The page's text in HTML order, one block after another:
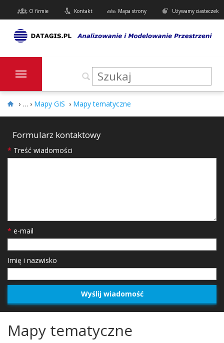
Używamy ciasteczek
Mapa strony
Kontakt
O firmie
› Mapy GIS › Mapy tematyczne
Formularz kontaktowy
* Treść wiadomości
* e-mail
Imię i nazwisko
Mapy tematyczne